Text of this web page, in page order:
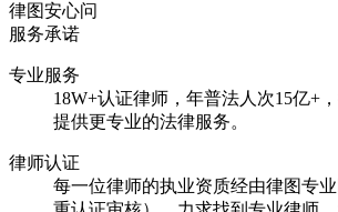
律图安心问
服务承诺
专业服务
18W+认证律师，年普法人次15亿+
提供更专业的法律服务。
律师认证
每一位律师的执业资质经由律图专